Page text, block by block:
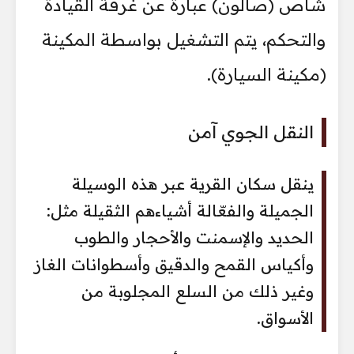
شاص (صالون) عبارة عن غرفة القيادة
والتحكم، يتم التشغيل بواسطة المكينة
(مكينة السيارة).
النقل الجوي آمن
ينقل سكان القرية عبر هذه الوسيلة
الجميلة والفعّالة أشياءهم الثقيلة مثل:
الحديد والإسمنت والأحجار والطوب
وأكياس القمح والدقيق وأسطوانات الغاز
وغير ذلك من السلع المجلوبة من
الأسواق.